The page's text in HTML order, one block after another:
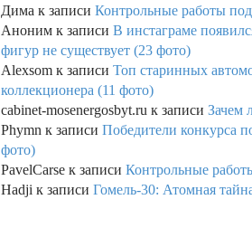
Дима к записи Контрольные работы
Аноним к записи В инстаграме
фигур не существует (23 фото)
Alexsom к записи Топ старинных
коллекционера (11 фото)
cabinet-mosenergosbyt.ru к записи Зачем
Phymn к записи Победители конкурса
фото)
PavelCarse к записи Контрольные
Hadji к записи Гомель-30: Атомная